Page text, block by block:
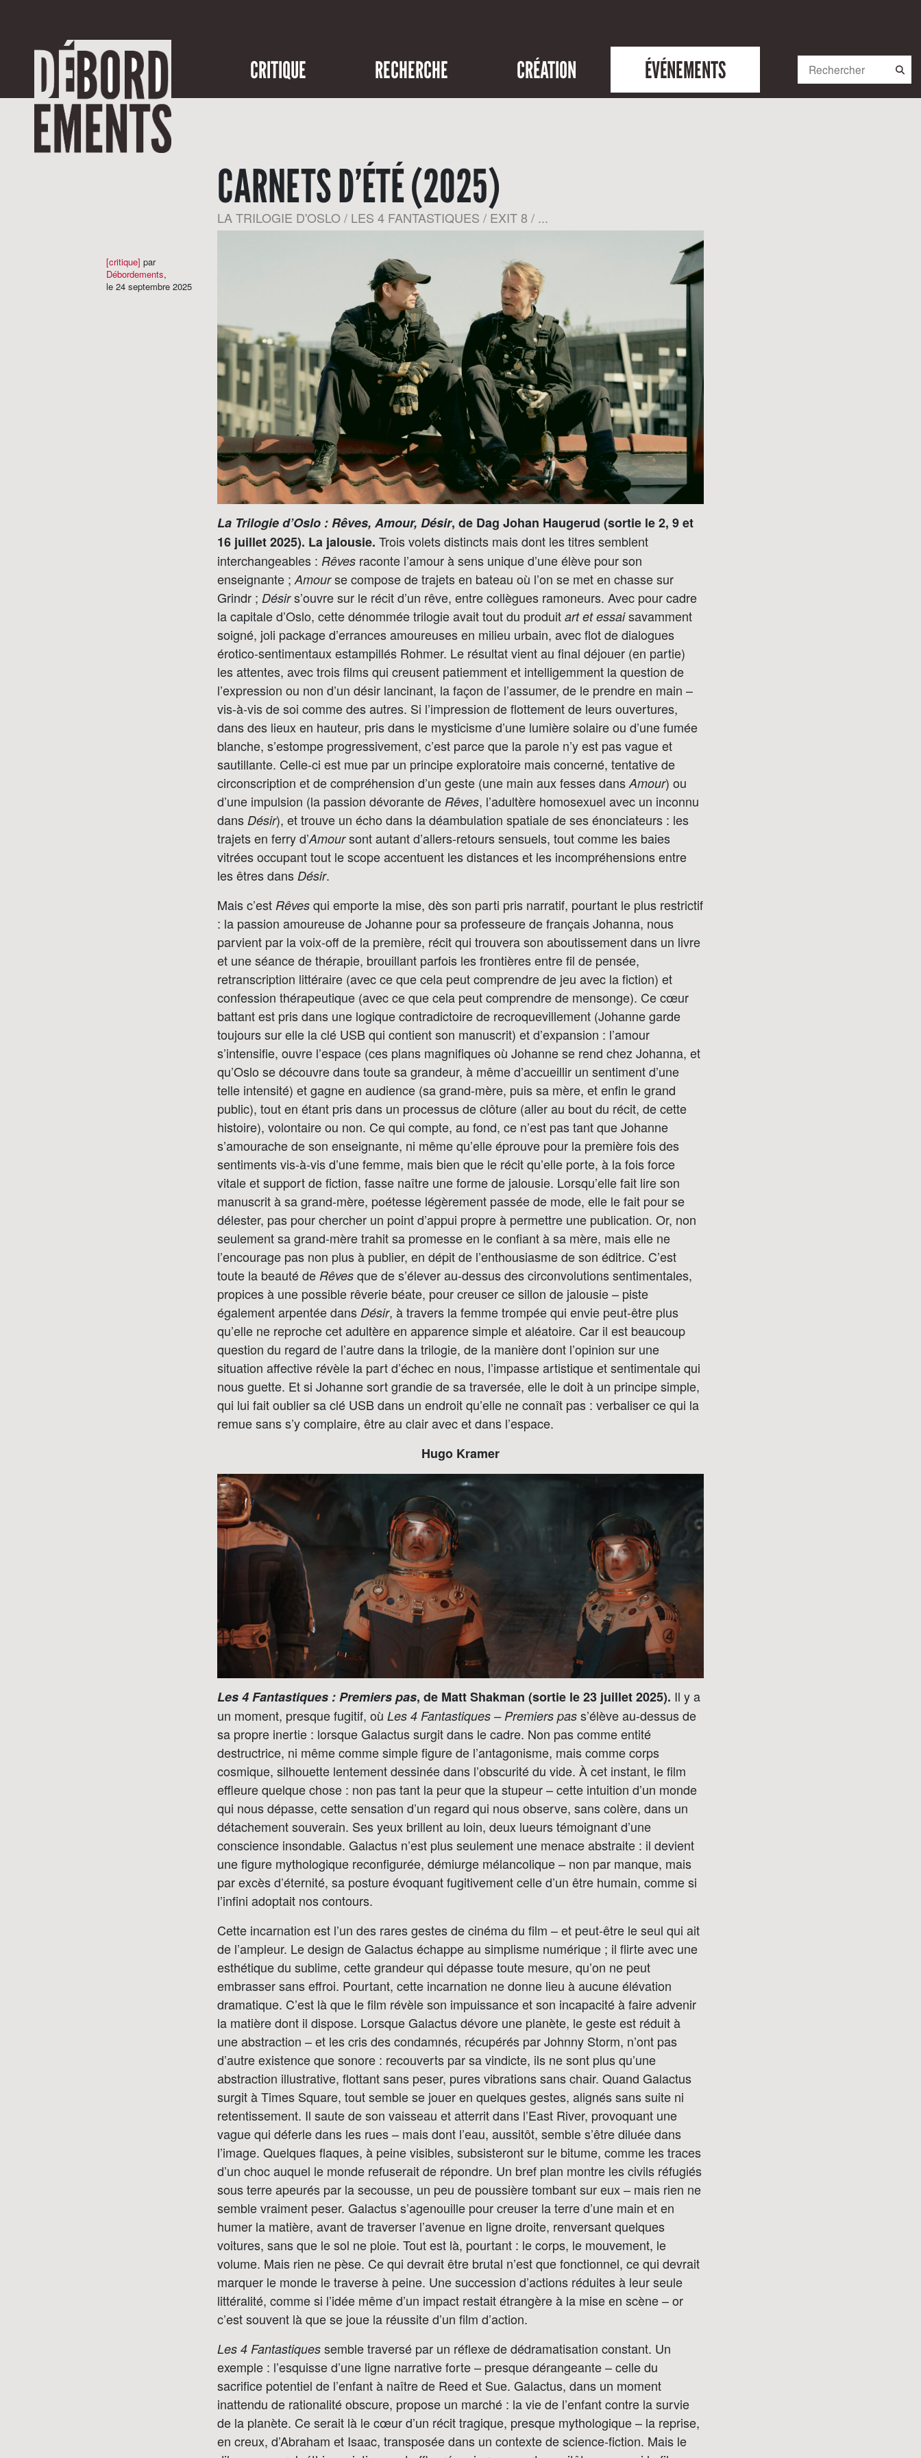
CRITIQUE RECHERCHE CRÉATION ÉVÉNEMENTS
CARNETS D’ÉTÉ (2025)
LA TRILOGIE D'OSLO / LES 4 FANTASTIQUES / EXIT 8 / ...
[critique] par
Débordements,
le 24 septembre 2025
La Trilogie d’Oslo : Rêves, Amour, Désir, de Dag Johan Haugerud (sortie le 2, 9 et
16 juillet 2025). La jalousie. Trois volets distincts mais dont les titres semblent
interchangeables : Rêves raconte l’amour à sens unique d’une élève pour son
enseignante ;Amourse compose de trajets en bateau où l’on se met en chasse sur
Grindr ; Désirs’ouvre sur le récit d’un rêve, entre collègues ramoneurs. Avec pour cadre
la capitale d’Oslo, cette dénommée trilogie avait tout du produit art et essaisavamment
soigné, joli package d’errances amoureuses en milieu urbain, avec flot de dialogues
érotico-sentimentaux estampillés Rohmer. Le résultat vient au final déjouer (en partie)
les attentes, avec trois films qui creusent patiemment et intelligemment la question de
l’expression ou non d’un désir lancinant, la façon de l’assumer, de le prendre en main –
vis-à-vis de soi comme des autres. Si l’impression de flottement de leurs ouvertures,
dans des lieux en hauteur, pris dans le mysticisme d’une lumière solaire ou d’une fumée
blanche, s’estompe progressivement, c’est parce que la parole n’y est pas vague et
sautillante. Celle-ci est mue par un principe exploratoire mais concerné, tentative de
circonscription et de compréhension d’un geste (une main aux fesses dansAmour) ou
d’une impulsion (la passion dévorante de Rêves, l’adultère homosexuel avec un inconnu
dans Désir), et trouve un écho dans la déambulation spatiale de ses énonciateurs : les
trajets en ferry d’Amoursont autant d’allers-retours sensuels, tout comme les baies
vitrées occupant tout le scope accentuent les distances et les incompréhensions entre
les êtres dans Désir.
Mais c’est Rêves qui emporte la mise, dès son parti pris narratif, pourtant le plus restrictif
: la passion amoureuse de Johanne pour sa professeure de français Johanna, nous
parvient par la voix-off de la première, récit qui trouvera son aboutissement dans un livre
et une séance de thérapie, brouillant parfois les frontières entre fil de pensée,
retranscription littéraire (avec ce que cela peut comprendre de jeu avec la fiction) et
confession thérapeutique (avec ce que cela peut comprendre de mensonge). Ce cœur
battant est pris dans une logique contradictoire de recroquevillement (Johanne garde
toujours sur elle la clé USB qui contient son manuscrit) et d’expansion : l’amour
s’intensifie, ouvre l’espace (ces plans magnifiques où Johanne se rend chez Johanna, et
qu’Oslo se découvre dans toute sa grandeur, à même d’accueillir un sentiment d’une
telle intensité) et gagne en audience (sa grand-mère, puis sa mère, et enfin le grand
public), tout en étant pris dans un processus de clôture (aller au bout du récit, de cette
histoire), volontaire ou non. Ce qui compte, au fond, ce n’est pas tant que Johanne
s’amourache de son enseignante, ni même qu’elle éprouve pour la première fois des
sentiments vis-à-vis d’une femme, mais bien que le récit qu’elle porte, à la fois force
vitale et support de fiction, fasse naître une forme de jalousie. Lorsqu’elle fait lire son
manuscrit à sa grand-mère, poétesse légèrement passée de mode, elle le fait pour se
délester, pas pour chercher un point d’appui propre à permettre une publication. Or, non
seulement sa grand-mère trahit sa promesse en le confiant à sa mère, mais elle ne
l’encourage pas non plus à publier, en dépit de l’enthousiasme de son éditrice. C’est
toute la beauté de Rêves que de s’élever au-dessus des circonvolutions sentimentales,
propices à une possible rêverie béate, pour creuser ce sillon de jalousie – piste
également arpentée dans Désir, à travers la femme trompée qui envie peut-être plus
qu’elle ne reproche cet adultère en apparence simple et aléatoire. Car il est beaucoup
question du regard de l’autre dans la trilogie, de la manière dont l’opinion sur une
situation affective révèle la part d’échec en nous, l’impasse artistique et sentimentale qui
nous guette. Et si Johanne sort grandie de sa traversée, elle le doit à un principe simple,
qui lui fait oublier sa clé USB dans un endroit qu’elle ne connaît pas : verbaliser ce qui la
remue sans s’y complaire, être au clair avec et dans l’espace.
Hugo Kramer
Les 4 Fantastiques : Premiers pas, de Matt Shakman (sortie le 23 juillet 2025). Il y a
un moment, presque fugitif, où Les 4 Fantastiques – Premiers pas s’élève au-dessus de
sa propre inertie : lorsque Galactus surgit dans le cadre. Non pas comme entité
destructrice, ni même comme simple figure de l’antagonisme, mais comme corps
cosmique, silhouette lentement dessinée dans l’obscurité du vide. À cet instant, le film
effleure quelque chose : non pas tant la peur que la stupeur – cette intuition d’un monde
qui nous dépasse, cette sensation d’un regard qui nous observe, sans colère, dans un
détachement souverain. Ses yeux brillent au loin, deux lueurs témoignant d’une
conscience insondable. Galactus n’est plus seulement une menace abstraite : il devient
une figure mythologique reconfigurée, démiurge mélancolique – non par manque, mais
par excès d’éternité, sa posture évoquant fugitivement celle d’un être humain, comme si
l’infini adoptait nos contours.
Cette incarnation est l’un des rares gestes de cinéma du film – et peut-être le seul qui ait
de l’ampleur. Le design de Galactus échappe au simplisme numérique ; il flirte avec une
esthétique du sublime, cette grandeur qui dépasse toute mesure, qu’on ne peut
embrasser sans effroi. Pourtant, cette incarnation ne donne lieu à aucune élévation
dramatique. C’est là que le film révèle son impuissance et son incapacité à faire advenir
la matière dont il dispose. Lorsque Galactus dévore une planète, le geste est réduit à
une abstraction – et les cris des condamnés, récupérés par Johnny Storm, n’ont pas
d’autre existence que sonore : recouverts par sa vindicte, ils ne sont plus qu’une
abstraction illustrative, flottant sans peser, pures vibrations sans chair. Quand Galactus
surgit à Times Square, tout semble se jouer en quelques gestes, alignés sans suite ni
retentissement. Il saute de son vaisseau et atterrit dans l’East River, provoquant une
vague qui déferle dans les rues – mais dont l’eau, aussitôt, semble s’être diluée dans
l’image. Quelques flaques, à peine visibles, subsisteront sur le bitume, comme les traces
d’un choc auquel le monde refuserait de répondre. Un bref plan montre les civils réfugiés
sous terre apeurés par la secousse, un peu de poussière tombant sur eux – mais rien ne
semble vraiment peser. Galactus s’agenouille pour creuser la terre d’une main et en
humer la matière, avant de traverser l’avenue en ligne droite, renversant quelques
voitures, sans que le sol ne ploie. Tout est là, pourtant : le corps, le mouvement, le
volume. Mais rien ne pèse. Ce qui devrait être brutal n’est que fonctionnel, ce qui devrait
marquer le monde le traverse à peine. Une succession d’actions réduites à leur seule
littéralité, comme si l’idée même d’un impact restait étrangère à la mise en scène – or
c’est souvent là que se joue la réussite d’un film d’action.
Les 4 Fantastiques semble traversé par un réflexe de dédramatisation constant. Un
exemple : l’esquisse d’une ligne narrative forte – presque dérangeante – celle du
sacrifice potentiel de l’enfant à naître de Reed et Sue. Galactus, dans un moment
inattendu de rationalité obscure, propose un marché : la vie de l’enfant contre la survie
de la planète. Ce serait là le cœur d’un récit tragique, presque mythologique – la reprise,
en creux, d’Abraham et Isaac, transposée dans un contexte de science-fiction. Mais le